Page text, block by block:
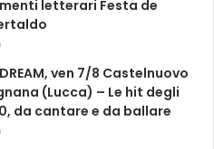
letterari Festa de
DREAM, ven 7/8 Castelnuovo
(Lucca) – Le hit degli
da cantare e da ballare